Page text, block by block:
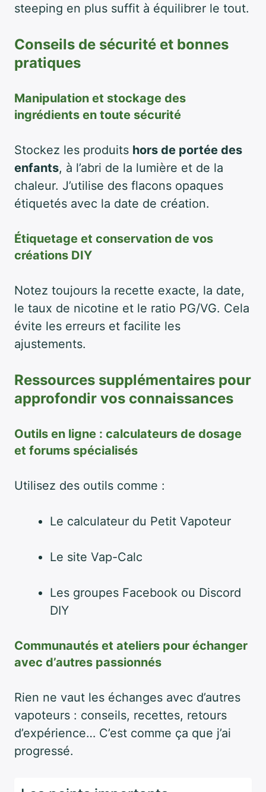
steeping en plus suffit à équilibrer le tout.
Conseils de sécurité et bonnes
pratiques
Manipulation et stockage des
ingrédients en toute sécurité
Stockez les produits hors de portée des
enfants, à l’abri de la lumière et de la
chaleur. J’utilise des flacons opaques
étiquetés avec la date de création.
Étiquetage et conservation de vos
créations DIY
Notez toujours la recette exacte, la date,
le taux de nicotine et le ratio PG/VG. Cela
évite les erreurs et facilite les
ajustements.
Ressources supplémentaires pour
approfondir vos connaissances
Outils en ligne : calculateurs de dosage
et forums spécialisés
Utilisez des outils comme :
Le calculateur du Petit Vapoteur
Le site Vap-Calc
Les groupes Facebook ou Discord
DIY
Communautés et ateliers pour échanger
avec d’autres passionnés
Rien ne vaut les échanges avec d’autres
vapoteurs : conseils, recettes, retours
d’expérience… C’est comme ça que j’ai
progressé.